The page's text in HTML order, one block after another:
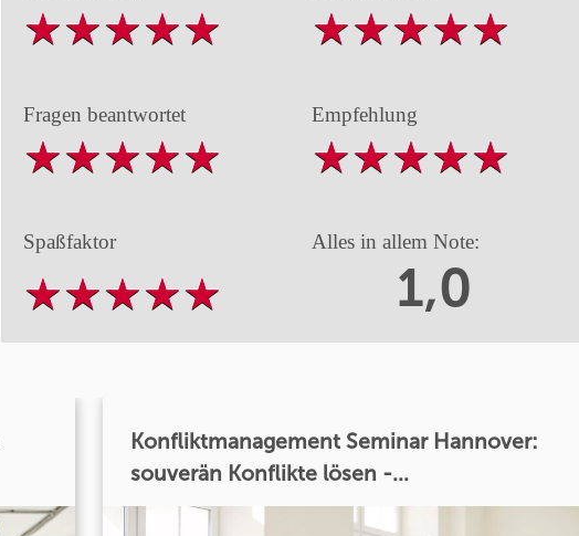
Fragen beantwortet Empfehlung
Spaßfaktor Alles in allem Note:
1,0
Konfliktmanagement Seminar Hannover:
souverän Konflikte lösen -...